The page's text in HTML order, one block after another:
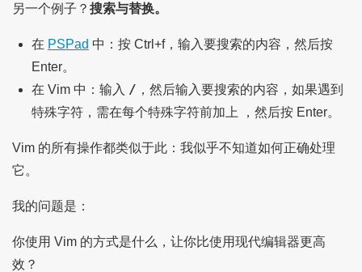
另一个例子？ 搜索与替换。
在 PSPad 中：按 Ctrl+f，输入要搜索的内容，然后按
Enter。
在 Vim 中：输入 / ，然后输入要搜索的内容，如果遇到
特殊字符，需在每个特殊字符前加上
，然后按 Enter。
Vim 的所有操作都类似于此：我似乎不知道如何正确处理
它。
我的问题是：
你使用 Vim 的方式是什么，让你比使用现代编辑器更高
效？